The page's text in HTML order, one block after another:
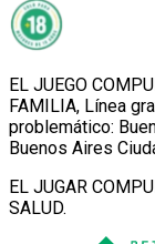
EL JUEGO
FAMILIA, Línea
problemático:
Buenos Aires
EL JUGAR
SALUD.